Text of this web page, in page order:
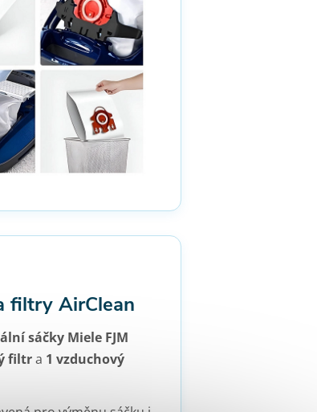
filtry AirClean
sáčky Miele FJM
filtra 1 vzduchový